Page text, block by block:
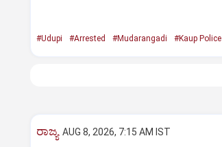
#Udupi #Arrested #Mudarangadi #Kaup Police
ರಾಜ್ಯ AUG 8, 2026, 7:15 AM IST